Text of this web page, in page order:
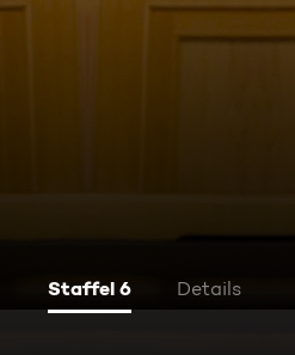
Staffel 6 Details